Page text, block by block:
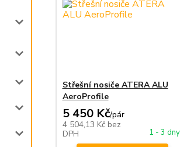
Střešní nosiče ATERA ALU
AeroProfile
5 450 Kč/pár
4 504,13 Kč bez
DPH
1 - 3 dny